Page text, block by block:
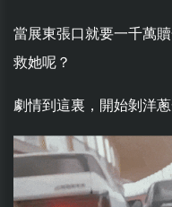
當展東張口就要一千萬
救她呢？
劇情到這裏，開始剝洋